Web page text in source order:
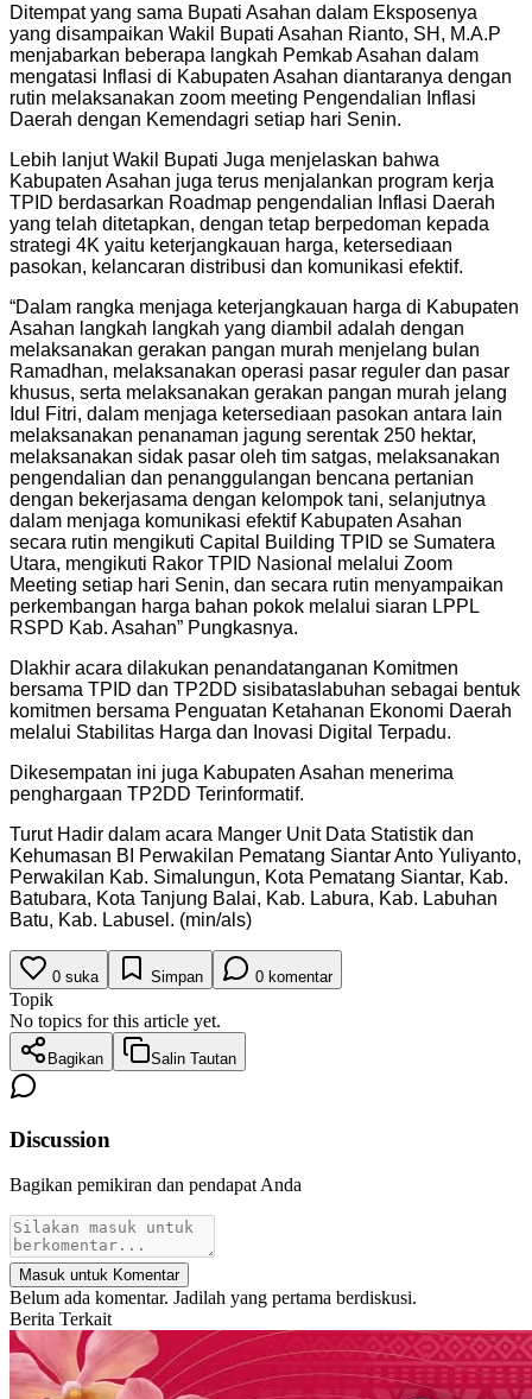
Ditempat yang sama Bupati Asahan dalam Eksposenya
yang disampaikan Wakil Bupati Asahan Rianto, SH, M.A.P
menjabarkan beberapa langkah Pemkab Asahan dalam
mengatasi Inflasi di Kabupaten Asahan diantaranya dengan
rutin melaksanakan zoom meeting Pengendalian Inflasi
Daerah dengan Kemendagri setiap hari Senin.
Lebih lanjut Wakil Bupati Juga menjelaskan bahwa
Kabupaten Asahan juga terus menjalankan program kerja
TPID berdasarkan Roadmap pengendalian Inflasi Daerah
yang telah ditetapkan, dengan tetap berpedoman kepada
strategi 4K yaitu keterjangkauan harga, ketersediaan
pasokan, kelancaran distribusi dan komunikasi efektif.
“Dalam rangka menjaga keterjangkauan harga di Kabupaten
Asahan langkah langkah yang diambil adalah dengan
melaksanakan gerakan pangan murah menjelang bulan
Ramadhan, melaksanakan operasi pasar reguler dan pasar
khusus, serta melaksanakan gerakan pangan murah jelang
Idul Fitri, dalam menjaga ketersediaan pasokan antara lain
melaksanakan penanaman jagung serentak 250 hektar,
melaksanakan sidak pasar oleh tim satgas, melaksanakan
pengendalian dan penanggulangan bencana pertanian
dengan bekerjasama dengan kelompok tani, selanjutnya
dalam menjaga komunikasi efektif Kabupaten Asahan
secara rutin mengikuti Capital Building TPID se Sumatera
Utara, mengikuti Rakor TPID Nasional melalui Zoom
Meeting setiap hari Senin, dan secara rutin menyampaikan
perkembangan harga bahan pokok melalui siaran LPPL
RSPD Kab. Asahan” Pungkasnya.
DIakhir acara dilakukan penandatanganan Komitmen
bersama TPID dan TP2DD sisibataslabuhan sebagai bentuk
komitmen bersama Penguatan Ketahanan Ekonomi Daerah
melalui Stabilitas Harga dan Inovasi Digital Terpadu.
Dikesempatan ini juga Kabupaten Asahan menerima
penghargaan TP2DD Terinformatif.
Turut Hadir dalam acara Manger Unit Data Statistik dan
Kehumasan BI Perwakilan Pematang Siantar Anto Yuliyanto,
Perwakilan Kab. Simalungun, Kota Pematang Siantar, Kab.
Batubara, Kota Tanjung Balai, Kab. Labura, Kab. Labuhan
Batu, Kab. Labusel. (min/als)
0 suka Simpan 0 komentar
Topik
No topics for this article yet.
Bagikan Salin Tautan
Discussion
Bagikan pemikiran dan pendapat Anda
Masuk untuk Komentar
Belum ada komentar. Jadilah yang pertama berdiskusi.
Berita Terkait